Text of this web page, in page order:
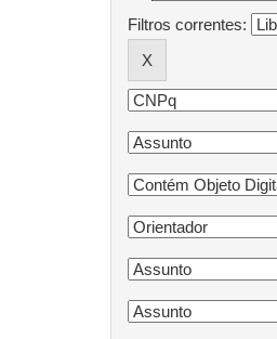
Filtros correntes: